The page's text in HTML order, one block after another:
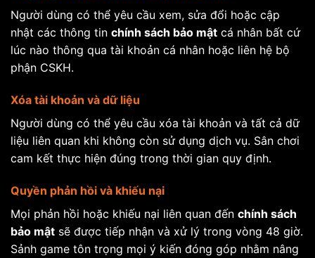
Người dùng có thể yêu cầu xem, sửa đổi hoặc cập
nhật các thông tin chính sách bảo mật cá nhân bất cứ
lúc nào thông qua tài khoản cá nhân hoặc liên hệ bộ
phận CSKH.
Xóa tài khoản và dữ liệu
Người dùng có thể yêu cầu xóa tài khoản và tất cả dữ
liệu liên quan khi không còn sử dụng dịch vụ. Sân chơi
cam kết thực hiện đúng trong thời gian quy định.
Quyền phản hồi và khiếu nại
Mọi phản hồi hoặc khiếu nại liên quan đến chính sách
bảo mật sẽ được tiếp nhận và xử lý trong vòng 48 giờ.
Sảnh game tôn trọng mọi ý kiến đóng góp nhằm nâng